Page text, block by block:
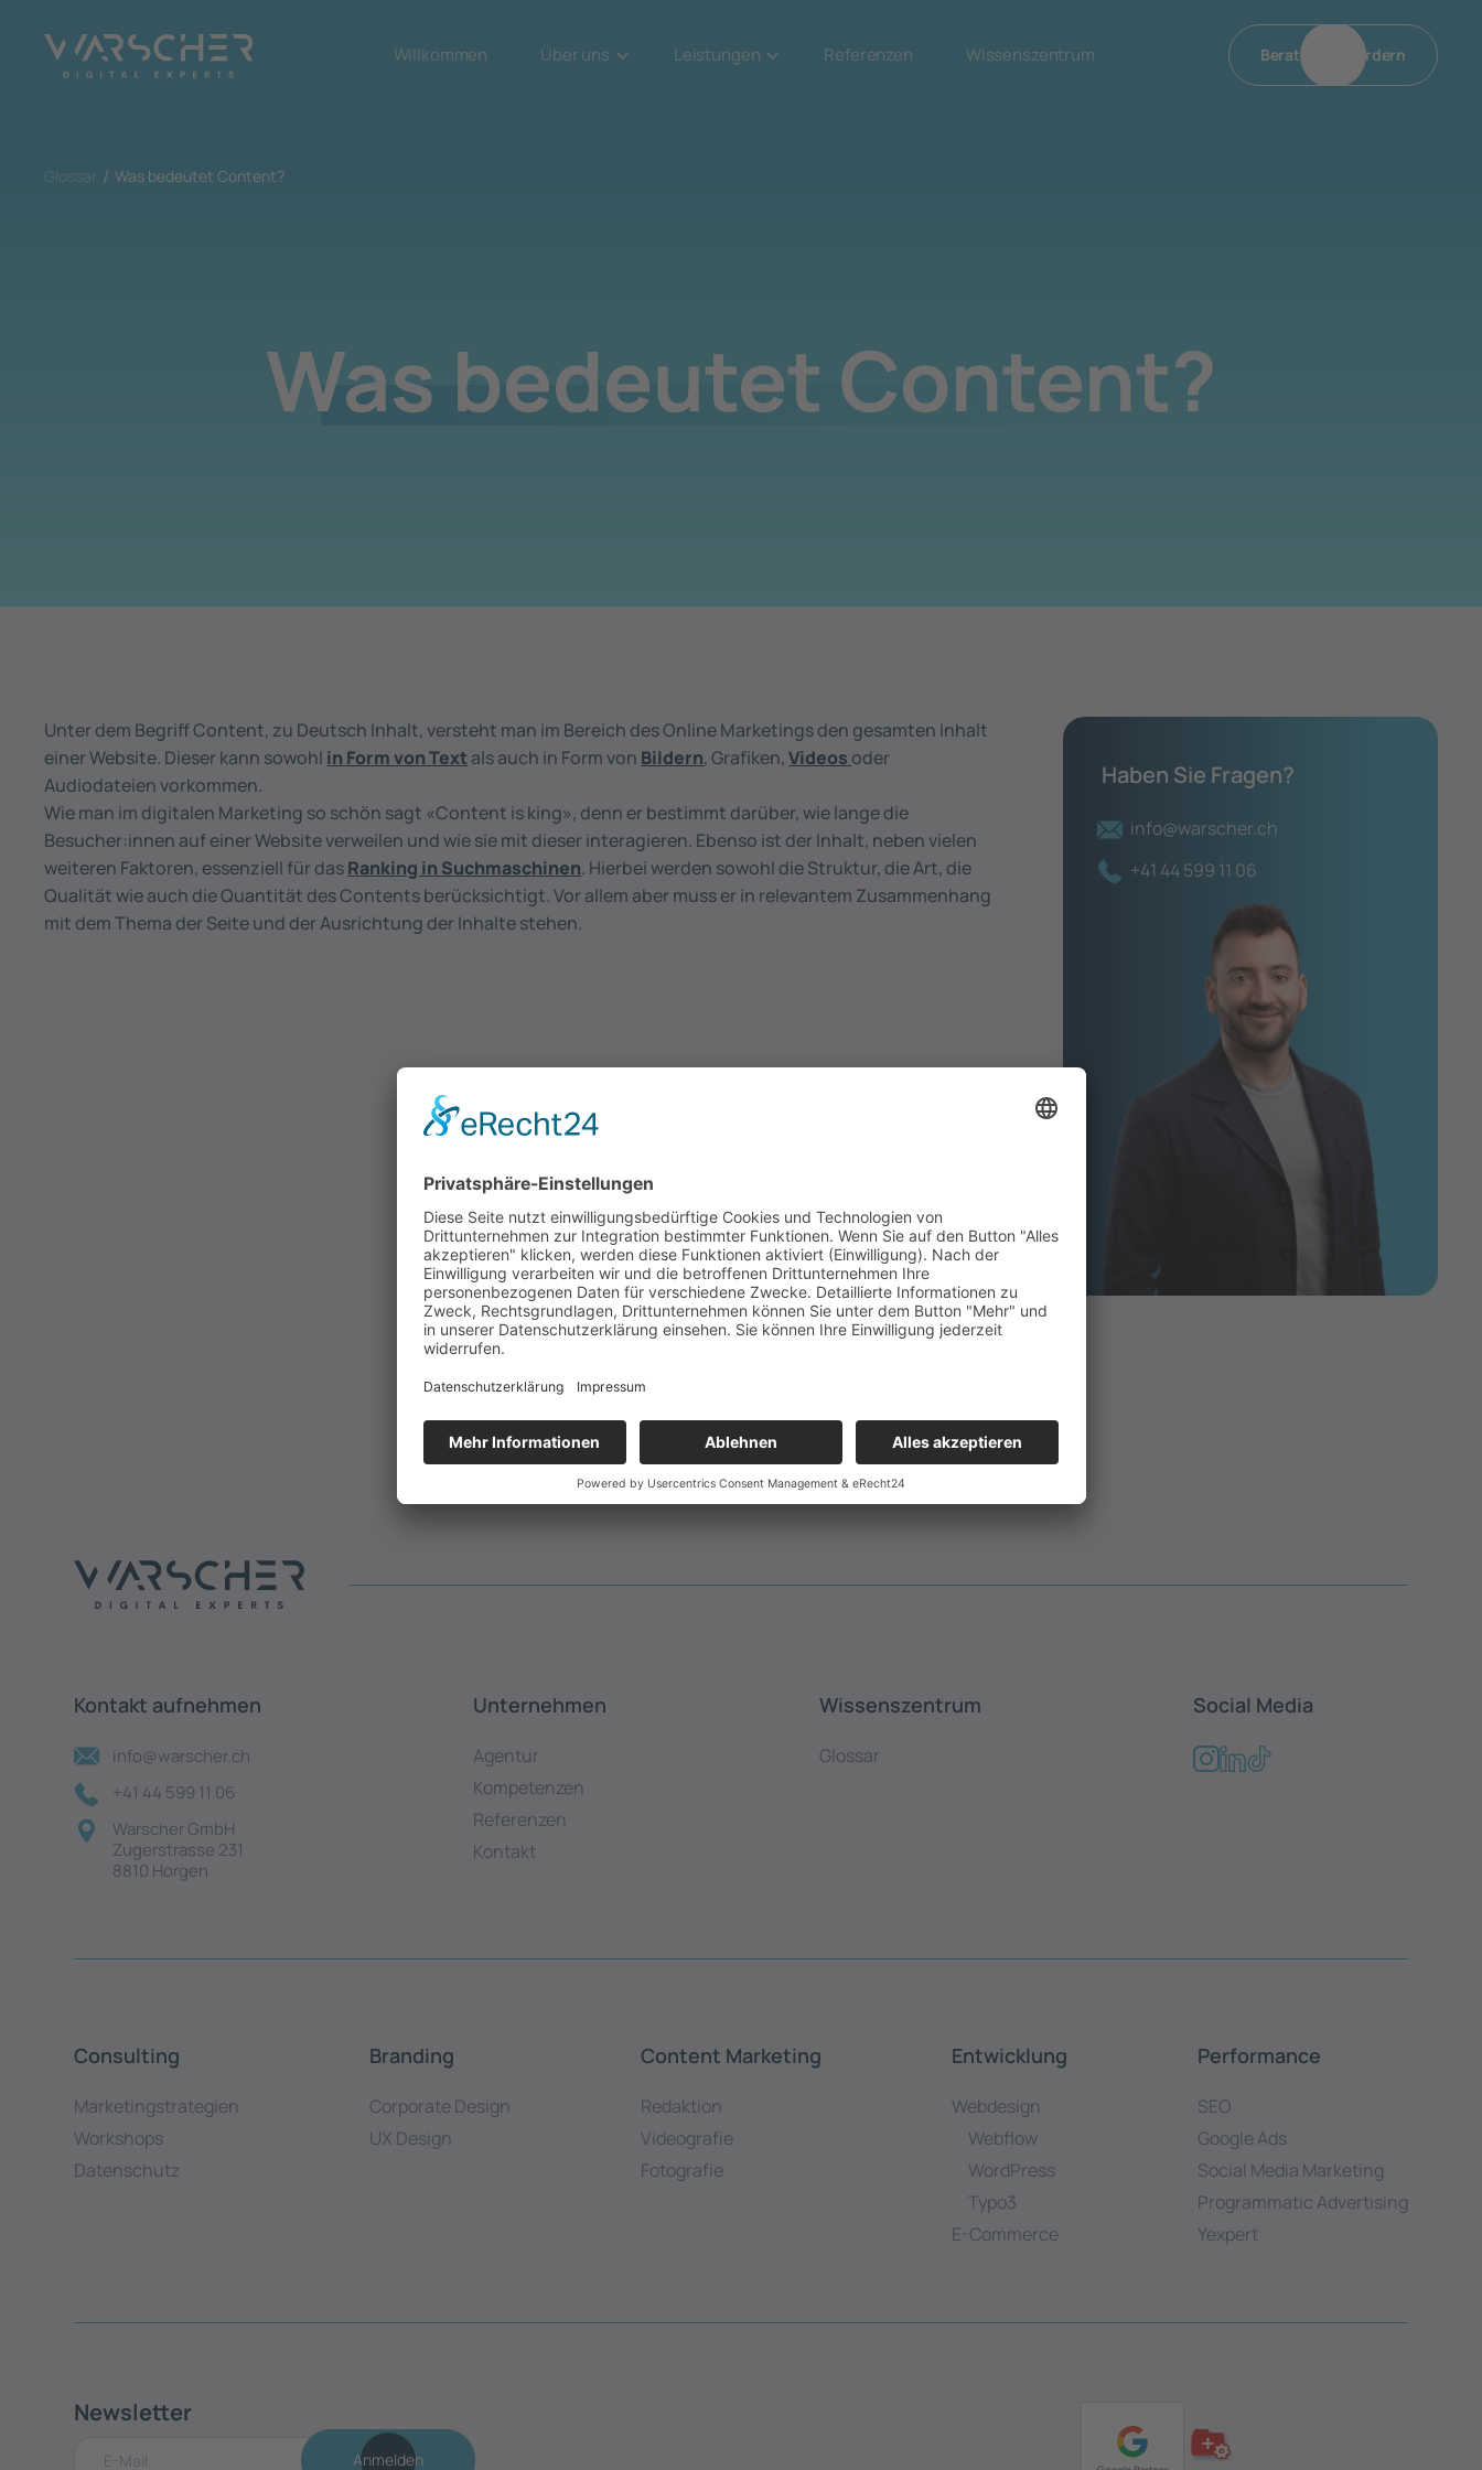
Willkommen Über uns Leistungen Referenzen Wissenszentrum Beratung Anfordern
Glossar Was bedeutet Content?
Was bedeutet Content?
Unter dem Begriff Content, zu Deutsch Inhalt, versteht man im Bereich des Online Marketings den gesamten Inhalt
einer Website. Dieser kann sowohl in Form von Text als auch in Form von Bildern, Grafiken,Videos oder
Audiodateien vorkommen.
Wie man im digitalen Marketing so schön sagt «Content is king», denn er bestimmt darüber, wie lange die
Besucher:innen auf einer Website verweilen und wie sie mit dieser interagieren. Ebenso ist der Inhalt, neben vielen
weiteren Faktoren, essenziell für dasRanking in Suchmaschinen. Hierbei werden sowohl die Struktur, die Art, die
Qualität wie auch die Quantität des Contents berücksichtigt. Vor allem aber muss er in relevantem Zusammenhang
mit dem Thema der Seite und der Ausrichtung der Inhalte stehen.
Haben Sie Fragen?
info@warscher.ch
+41 44 599 11 06
Kontakt aufnehmen
info@warscher.ch
+41 44 599 11 06
Warscher GmbH
Zugerstrasse 231
8810 Horgen
Unternehmen
Agentur
Kompetenzen
Referenzen
Kontakt
Wissenszentrum
Glossar
Social Media
Consulting
Marketingstrategien
Workshops
Datenschutz
Branding
Corporate Design
UX Design
Content Marketing
Redaktion
Videografie
Fotografie
Entwicklung
Webdesign
Webflow
WordPress
Typo3
E-Commerce
Performance
SEO
Google Ads
Social Media Marketing
Programmatic Advertising
Yexpert
Newsletter
Anmelden